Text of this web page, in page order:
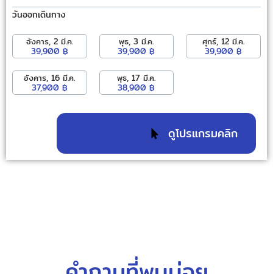
วันออกเดินทาง
อังคาร, 2 มี.ค.
39,900 ฿
พุธ, 3 มี.ค.
39,900 ฿
ศุกร์, 12 มี.ค.
39,900 ฿
อังคาร, 16 มี.ค.
37,900 ฿
พุธ, 17 มี.ค.
38,900 ฿
ดูโปรแกรมคลิก